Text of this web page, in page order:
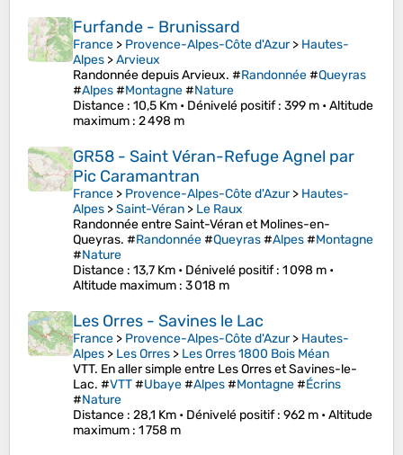
Furfande - Brunissard
France > Provence-Alpes-Côte d'Azur> Hautes-
Alpes >Arvieux
Randonnée depuis Arvieux. #Randonnée#Queyras
#Alpes#Montagne#Nature
Distance : 10,5 Km • Dénivelé positif: 399 m •Altitude
maximum : 2 498 m
GR58 - Saint Véran-Refuge Agnel par
Pic Caramantran
France > Provence-Alpes-Côte d'Azur> Hautes-
Alpes >Saint-Véran > Le Raux
Randonnée entre Saint-Véran et Molines-en-
Queyras. #Randonnée#Queyras#Alpes#Montagne
#Nature
Distance : 13,7 Km • Dénivelé positif: 1 098 m •
Altitude maximum : 3 018 m
Les Orres - Savines le Lac
France > Provence-Alpes-Côte d'Azur> Hautes-
Alpes > Les Orres > Les Orres 1800 Bois Méan
VTT. En aller simple entre Les Orres et Savines-le-
Lac. #VTT#Ubaye#Alpes#Montagne#Écrins
#Nature
Distance : 28,1 Km • Dénivelé positif: 962 m •Altitude
maximum : 1 758 m